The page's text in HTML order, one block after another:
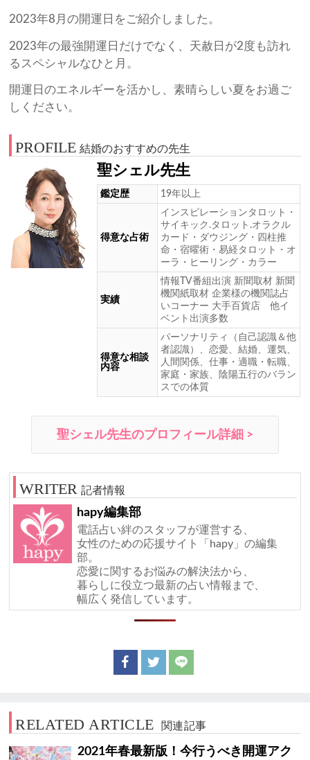
2023年8月の開運日をご紹介しました。
2023年の最強開運日だけでなく、天赦日が2度も訪れ
るスペシャルなひと月。
開運日のエネルギーを活かし、素晴らしい夏をお過ご
しください。
PROFILE 結婚のおすすめの先生
聖シェル先生
鑑定歴 19年以上
得意な占術
インスピレーションタロット・
サイキック.タロット.オラクル
カード・ダウジング・四柱推
命・宿曜術・易経タロット・オ
ーラ・ヒーリング・カラー
実績
情報TV番組出演 新聞取材 新聞
機関紙取材 企業様の機関誌占
いコーナー 大手百貨店 他イ
ベント出演多数
得意な相談
内容
パーソナリティ（自己認識＆他
者認識）、恋愛、結婚、運気、
人間関係、仕事・適職・転職、
家庭・家族、陰陽五行のバラン
スでの体質
聖シェル先生のプロフィール詳細 >
記者情報
hapy編集部
電話占い絆のスタッフが運営する、
女性のための応援サイト「hapy」の編集
部。
恋愛に関するお悩みの解決法から、
暮らしに役立つ最新の占い情報まで、
幅広く発信しています。
RELATED ARTICLE 関連記事
2021年春最新版！今行うべき開運アク